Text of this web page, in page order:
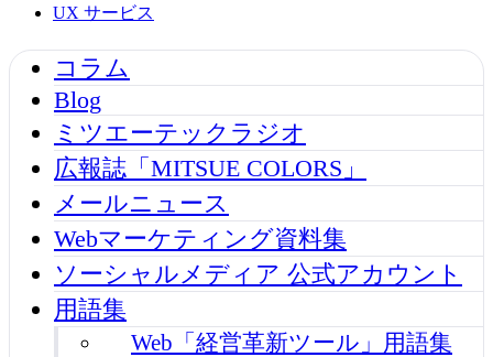
UX サービス
コラム
Blog
ミツエーテックラジオ
広報誌「MITSUE COLORS」
メールニュース
Webマーケティング資料集
ソーシャルメディア 公式アカウント
用語集
Web「経営革新ツール」用語集